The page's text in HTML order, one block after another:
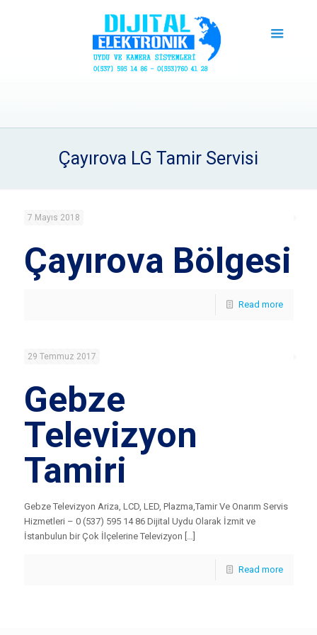
Çayırova LG Tamir Servisi
7 Mayıs 2018
Çayırova Bölgesi
Read more
29 Temmuz 2017
Gebze
Televizyon
Tamiri
Gebze Televizyon Ariza, LCD, LED, Plazma,Tamir Ve Onarım Servis
Hizmetleri – 0 (537) 595 14 86 Dijital Uydu Olarak İzmit ve
İstanbulun bir Çok İlçelerine Televizyon […]
Read more